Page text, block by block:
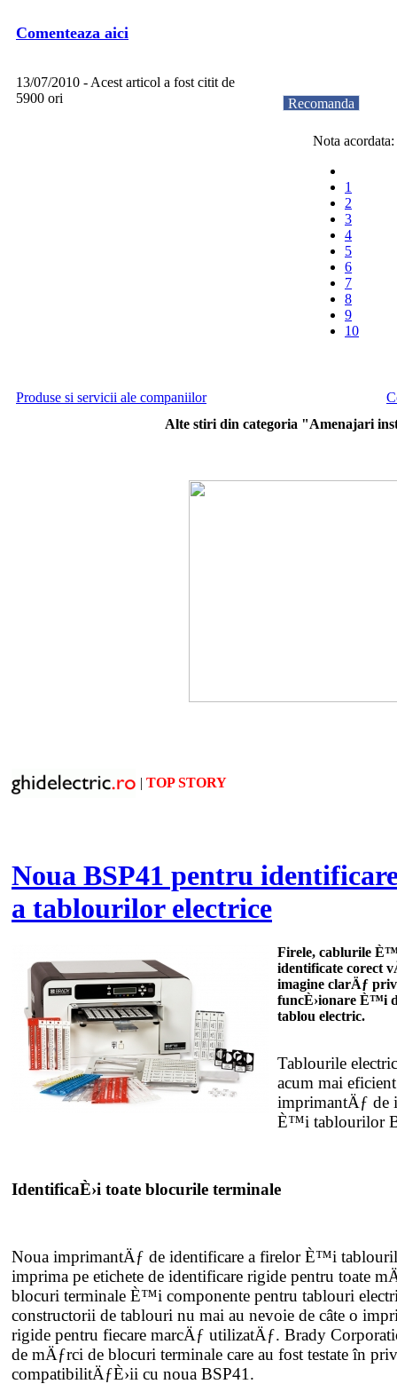
Comenteaza aici
13/07/2010 - Acest articol a fost citit de
5900 ori
Recomanda
Nota
1
2
3
4
5
6
7
8
9
10
Produse si servicii ale companiilor
Alte stiri din categoria "Amenajari
| TOP STORY
Noua BSP41 pentru
a tablourilor electrice
Firele, cablurile
identificate corect
imagine clarÄƒ
funcÈ›ionare È™i
tablou electric.
Tablourile
acum mai
imprimantÄƒ de
È™i tablourilor
IdentificaÈ›i toate blocurile terminale
Noua imprimantÄƒ de identificare a firelor È™i
imprima pe etichete de identificare rigide pentru toate
blocuri terminale È™i componente pentru tablouri
constructorii de tablouri nu mai au nevoie de câte o
rigide pentru fiecare marcÄƒ utilizatÄƒ. Brady
de mÄƒrci de blocuri terminale care au fost testate în
compatibilitÄƒÈ›ii cu noua BSP41.